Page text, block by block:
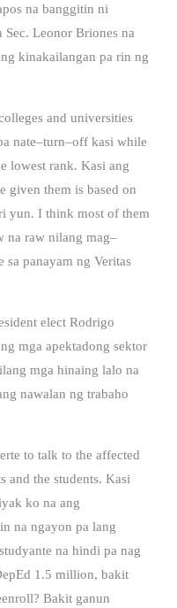
na banggitin ni
Leonor Briones na
kinakailangan pa rin ng
and universities
nate–turn–off kasi while
lowest rank. Kasi ang
given them is based on
yun. I think most of them
na raw nilang mag–
sa panayam ng Veritas
elect Rodrigo
mga apektadong sektor
mga hinaing lalo na
nawalan ng trabaho
to talk to the affected
and the students. Kasi
ko na ang
na ngayon pa lang
na hindi pa nag
1.5 million, bakit
Bakit ganun